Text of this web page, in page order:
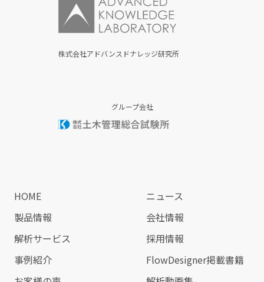
株式会社アドバンスドナレッジ研究所
グループ会社
HOME
製品情報
解析サービス
事例紹介
ニュース
会社情報
採用情報
FlowDesigner掲載書籍